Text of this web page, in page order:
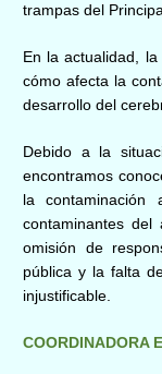
trampas del
En la actualidad,
cómo afecta la
desarrollo del
Debido a la
encontramos
la contaminación
contaminantes
omisión de
pública y la falta
injustificable.
COORDINADORA